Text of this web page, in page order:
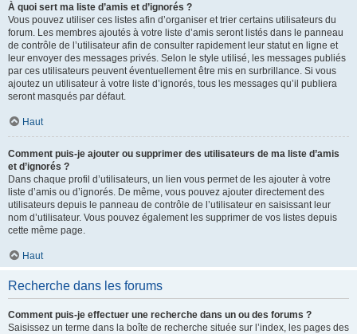
À quoi sert ma liste d’amis et d’ignorés ?
Vous pouvez utiliser ces listes afin d’organiser et trier certains utilisateurs du
forum. Les membres ajoutés à votre liste d’amis seront listés dans le panneau
de contrôle de l’utilisateur afin de consulter rapidement leur statut en ligne et
leur envoyer des messages privés. Selon le style utilisé, les messages publiés
par ces utilisateurs peuvent éventuellement être mis en surbrillance. Si vous
ajoutez un utilisateur à votre liste d’ignorés, tous les messages qu’il publiera
seront masqués par défaut.
Haut
Comment puis-je ajouter ou supprimer des utilisateurs de ma liste d’amis
et d’ignorés ?
Dans chaque profil d’utilisateurs, un lien vous permet de les ajouter à votre
liste d’amis ou d’ignorés. De même, vous pouvez ajouter directement des
utilisateurs depuis le panneau de contrôle de l’utilisateur en saisissant leur
nom d’utilisateur. Vous pouvez également les supprimer de vos listes depuis
cette même page.
Haut
Recherche dans les forums
Comment puis-je effectuer une recherche dans un ou des forums ?
Saisissez un terme dans la boîte de recherche située sur l’index, les pages des